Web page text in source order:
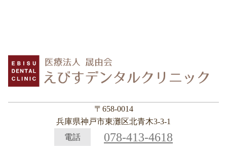
〒658-0014
兵庫県神戸市東灘区北青木3-3-1
電話
078-413-4618